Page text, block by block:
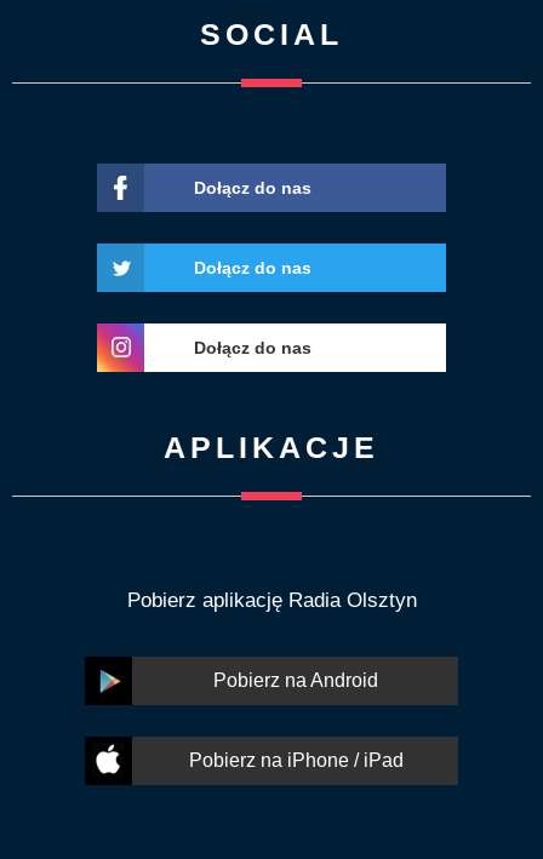
SOCIAL
Dołącz do nas
Dołącz do nas
Dołącz do nas
APLIKACJE
Pobierz aplikację Radia Olsztyn
Pobierz na Android
Pobierz na iPhone / iPad